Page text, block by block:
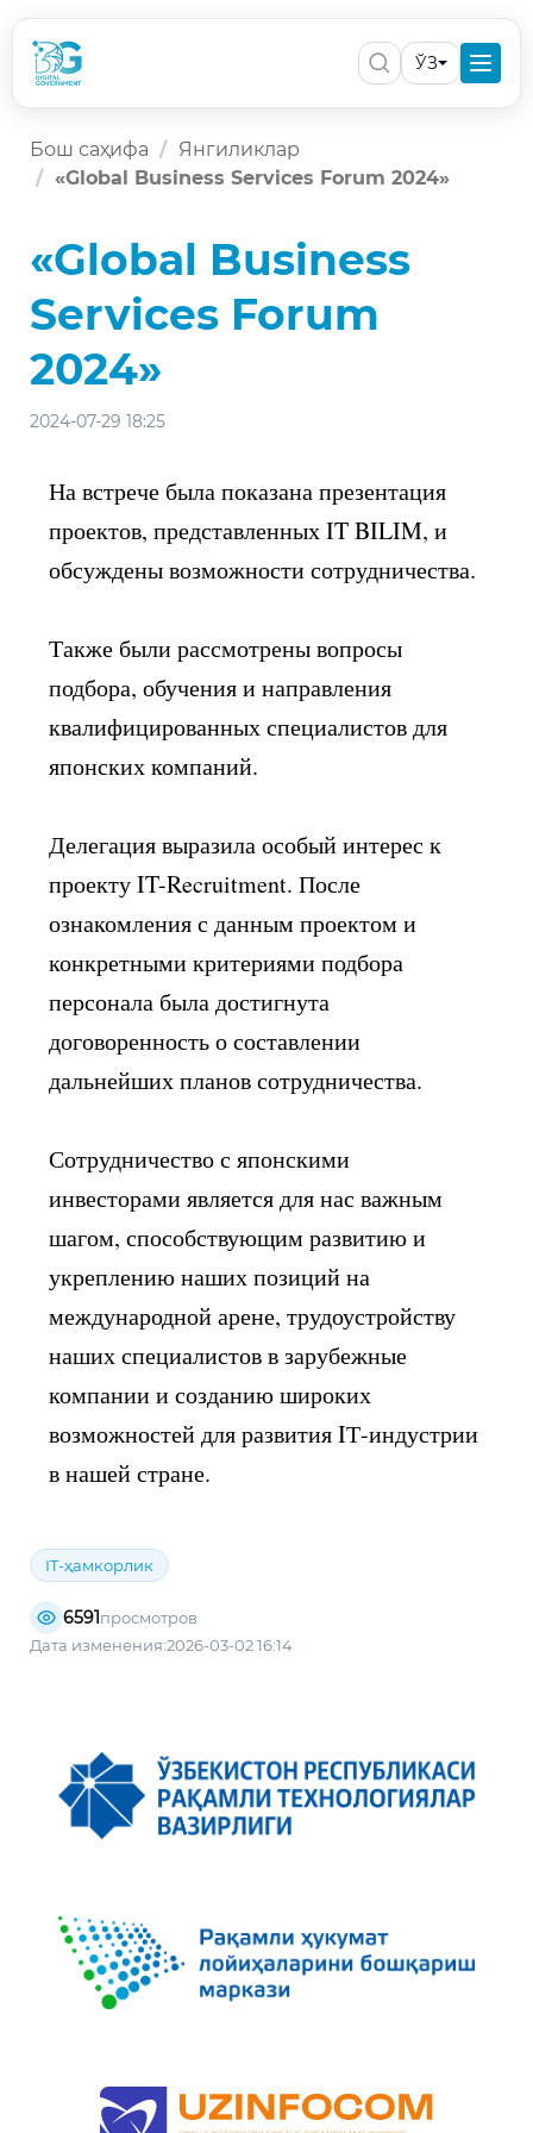
ЎЗ
Бош саҳифа
Янгиликлар
«Global Business Services Forum 2024»
«Global Business
Services Forum
2024»
2024-07-29 18:25
На встрече была показана презентация
проектов, представленных IT BILIM, и
обсуждены возможности сотрудничества.
Также были рассмотрены вопросы
подбора, обучения и направления
квалифицированных специалистов для
японских компаний.
Делегация выразила особый интерес к
проекту IT-Recruitment. После
ознакомления с данным проектом и
конкретными критериями подбора
персонала была достигнута
договоренность о составлении
дальнейших планов сотрудничества.
Сотрудничество с японскими
инвесторами является для нас важным
шагом, способствующим развитию и
укреплению наших позиций на
международной арене, трудоустройству
наших специалистов в зарубежные
компании и созданию широких
возможностей для развития IТ-индустрии
в нашей стране.
IT-ҳамкорлик
6591просмотров
Дата изменения:2026-03-02 16:14